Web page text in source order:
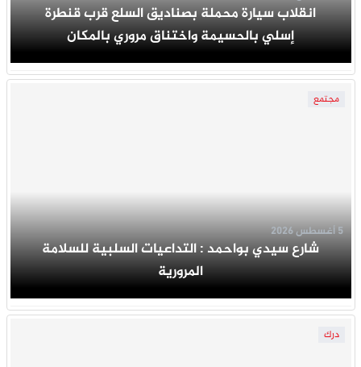
انقلاب سيارة محملة بصناديق السلع قرب قنطرة
إسلي بالحسيمة واختناق مروري بالمكان
مجتمع
شارع سيدي بواحمد : التداعيات السلبية للسلامة
المرورية
5 أغسطس 2026
درك